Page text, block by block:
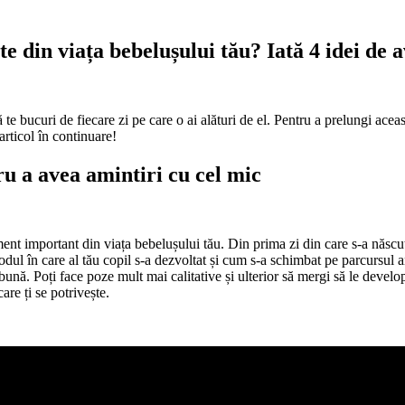
din viața bebelușului tău? Iată 4 idei de
bucuri de fiecare zi pe care o ai alături de el. Pentru a prelungi
în continuare!
a avea amintiri cu cel mic
important din viața bebelușului tău. Din prima zi din care s-a
în care al tău copil s-a dezvoltat și cum s-a schimbat pe
Poți face poze mult mai calitative și ulterior să mergi să le
ți se potrivește.